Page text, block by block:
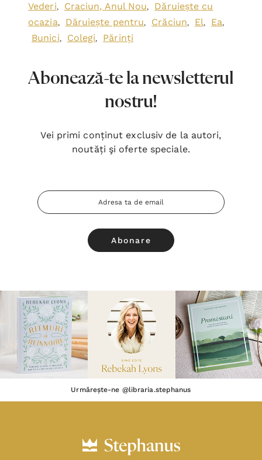
Vederi, Craciun, Anul Nou,
Dăruiește cu
ocazia, Dăruiește pentru, Crăciun, El, Ea,
Bunici, Colegi, Părinți
Abonează-te la newsletterul
nostru!
Vei primi conținut exclusiv de la autori,
noutăți şi oferte speciale.
Adresa
Email
Urmărește-ne @libraria.stephanus